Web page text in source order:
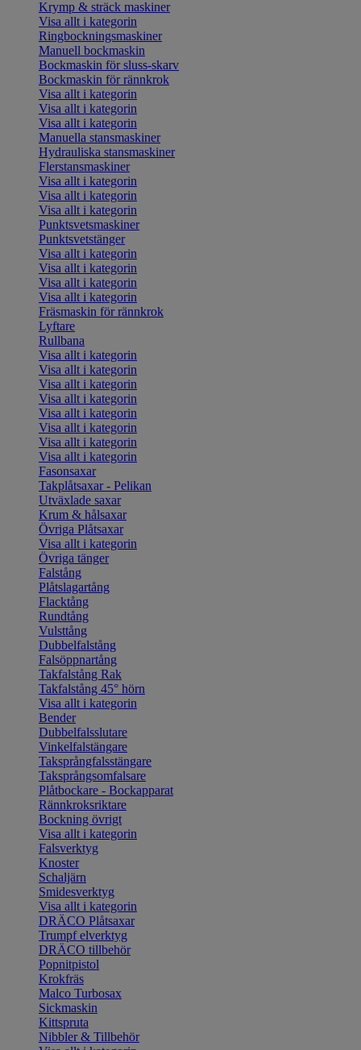
Krymp & sträck maskiner
Visa allt i kategorin
Ringbockningsmaskiner
Manuell bockmaskin
Bockmaskin för sluss-skarv
Bockmaskin för rännkrok
Visa allt i kategorin
Visa allt i kategorin
Visa allt i kategorin
Manuella stansmaskiner
Hydrauliska stansmaskiner
Flerstansmaskiner
Visa allt i kategorin
Visa allt i kategorin
Visa allt i kategorin
Punktsvetsmaskiner
Punktsvetstänger
Visa allt i kategorin
Visa allt i kategorin
Visa allt i kategorin
Visa allt i kategorin
Fräsmaskin för rännkrok
Lyftare
Rullbana
Visa allt i kategorin
Visa allt i kategorin
Visa allt i kategorin
Visa allt i kategorin
Visa allt i kategorin
Visa allt i kategorin
Visa allt i kategorin
Visa allt i kategorin
Fasonsaxar
Takplåtsaxar - Pelikan
Utväxlade saxar
Krum & hålsaxar
Övriga Plåtsaxar
Visa allt i kategorin
Övriga tänger
Falstång
Plåtslagartång
Flacktång
Rundtång
Vulsttång
Dubbelfalstång
Falsöppnartång
Takfalstång Rak
Takfalstång 45° hörn
Visa allt i kategorin
Bender
Dubbelfalsslutare
Vinkelfalstängare
Taksprångfalsstängare
Taksprångsomfalsare
Plåtbockare - Bockapparat
Rännkroksriktare
Bockning övrigt
Visa allt i kategorin
Falsverktyg
Knoster
Schaljärn
Smidesverktyg
Visa allt i kategorin
DRÄCO Plåtsaxar
Trumpf elverktyg
DRÄCO tillbehör
Popnitpistol
Krokfräs
Malco Turbosax
Sickmaskin
Kittspruta
Nibbler & Tillbehör